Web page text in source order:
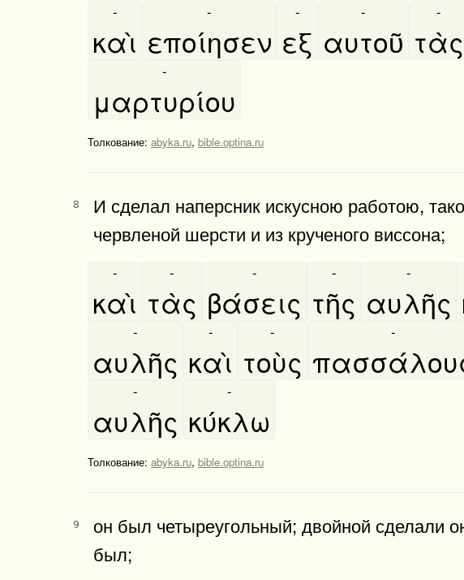
καὶ
-
εποίησεν
-
εξ
-
αυτοῦ
-
τὰς
-
μαρτυρίου
-
Толкование: abyka.ru, bible.optina.ru
8
И сделал наперсник искусною работою,
червленой шерсти и из крученого виссона;
καὶ
-
τὰς
-
βάσεις
-
τῆς
-
αυλῆς
-
αυλῆς
-
καὶ
-
τοὺς
- -
αυλῆς
-
κύκλω
-
Толкование: abyka.ru, bible.optina.ru
9
он был четыреугольный; двойной сделали
был;